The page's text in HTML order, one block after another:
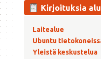
Kirjoituksia
Laitealue
Ubuntu
Yleistä keskustelua